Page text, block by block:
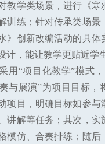
教学类场景，进行《寒
训练；针对传承类场景
》创新改编活动的具体
计，能让教学更贴近学
用“项目化教学”模式
与展演”为项目目标，
项目，明确目标如参与
讲解等任务；其次，实
模仿、合奏排练；随后